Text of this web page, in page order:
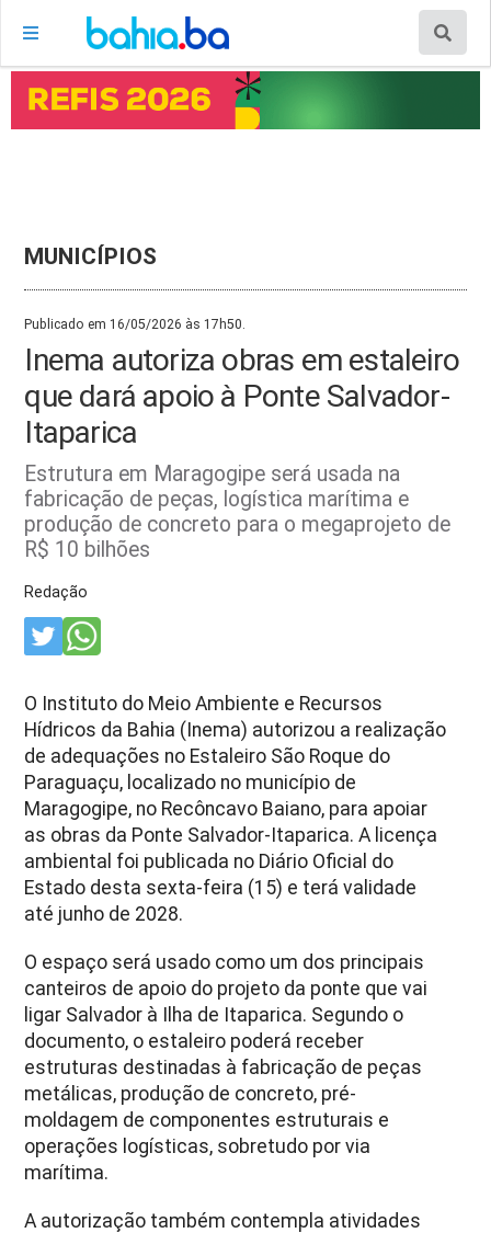
MUNICÍPIOS
Publicado em 16/05/2026 às 17h50.
Inema autoriza obras em estaleiro
que dará apoio à Ponte Salvador-
Itaparica
Estrutura em Maragogipe será usada na
fabricação de peças, logística marítima e
produção de concreto para o megaprojeto de
R$ 10 bilhões
Redação
O Instituto do Meio Ambiente e Recursos
Hídricos da Bahia (Inema) autorizou a realização
de adequações no Estaleiro São Roque do
Paraguaçu, localizado no município de
Maragogipe, no Recôncavo Baiano, para apoiar
as obras da Ponte Salvador-Itaparica. A licença
ambiental foi publicada no Diário Oficial do
Estado desta sexta-feira (15) e terá validade
até junho de 2028.
O espaço será usado como um dos principais
canteiros de apoio do projeto da ponte que vai
ligar Salvador à Ilha de Itaparica. Segundo o
documento, o estaleiro poderá receber
estruturas destinadas à fabricação de peças
metálicas, produção de concreto, pré-
moldagem de componentes estruturais e
operações logísticas, sobretudo por via
marítima.
A autorização também contempla atividades